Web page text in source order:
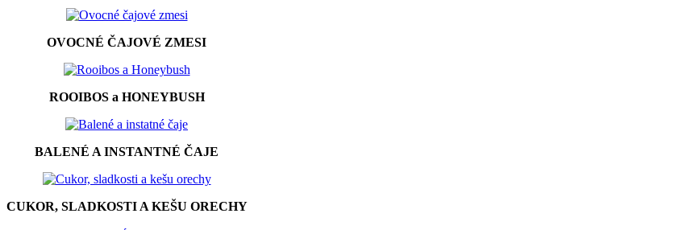
OVOCNÉ ČAJOVÉ ZMESI
ROOIBOS a HONEYBUSH
BALENÉ A INSTANTNÉ ČAJE
CUKOR, SLADKOSTI A KEŠU ORECHY